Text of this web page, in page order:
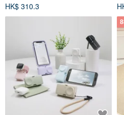
HK$ 310.3